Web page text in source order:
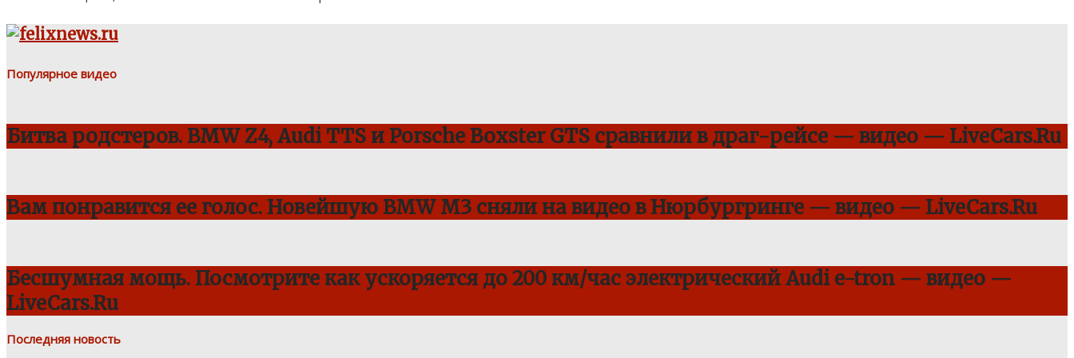
Популярное видео
Битва родстеров. BMW Z4, Audi TTS и Porsche Boxster GTS сравнили в драг-рейсе — видео — LiveCars.Ru
Вам понравится ее голос. Новейшую BMW M3 сняли на видео в Нюрбургринге — видео — LiveCars.Ru
Бесшумная мощь. Посмотрите как ускоряется до 200 км/час электрический Audi e-tron — видео —
LiveCars.Ru
Последняя новость